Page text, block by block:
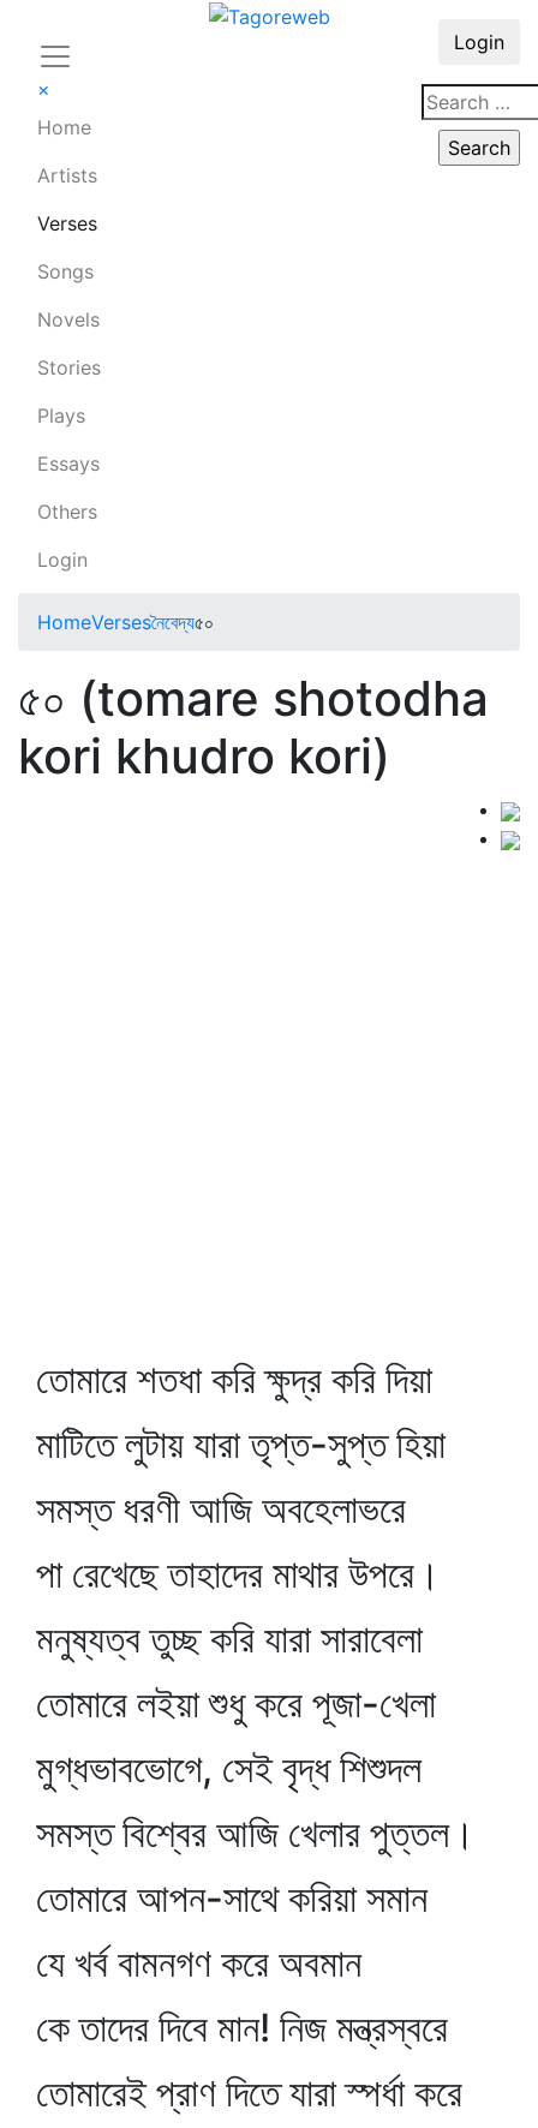
×
Home
Artists
Verses
Songs
Novels
Stories
Plays
Essays
Others
Login
Login
HomeVersesনৈবেদ্য৫০
৫০ (tomare shotodha
kori khudro kori)
তোমারে শতধা করি ক্ষুদ্র করি দিয়া
মাটিতে লুটায় যারা তৃপ্ত-সুপ্ত হিয়া
সমস্ত ধরণী আজি অবহেলাভরে
পা রেখেছে তাহাদের মাথার উপরে।
মনুষ্যত্ব তুচ্ছ করি যারা সারাবেলা
তোমারে লইয়া শুধু করে পূজা-খেলা
মুগ্ধভাবভোগে, সেই বৃদ্ধ শিশুদল
সমস্ত বিশ্বের আজি খেলার পুত্তল।
তোমারে আপন-সাথে করিয়া সমান
যে খর্ব বামনগণ করে অবমান
কে তাদের দিবে মান! নিজ মন্ত্রস্বরে
তোমারেই প্রাণ দিতে যারা স্পর্ধা করে